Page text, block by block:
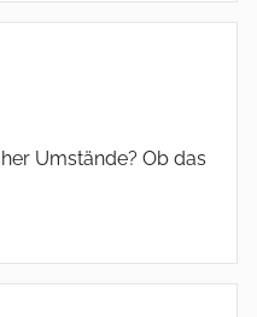
Umstände? Ob das